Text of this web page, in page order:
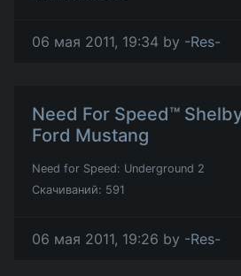
06 мая 2011, 19:34 by -Res-
Need For Speed™
Ford Mustang
Need for Speed: Underground 2
Скачиваний: 591
06 мая 2011, 19:26 by -Res-